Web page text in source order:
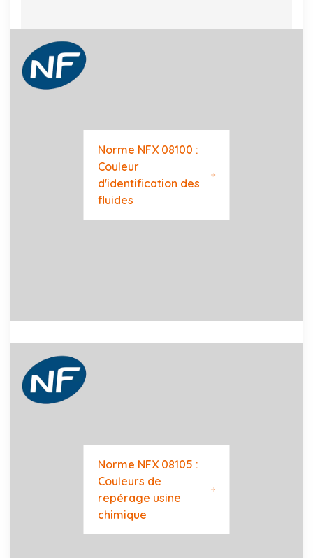
Norme NFX 08100 :
Couleur
d'identification des
fluides
Norme NFX 08105 :
Couleurs de
repérage usine
chimique